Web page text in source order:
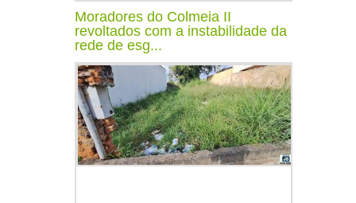
Moradores do Colmeia II
revoltados com a instabilidade da
rede de esg...